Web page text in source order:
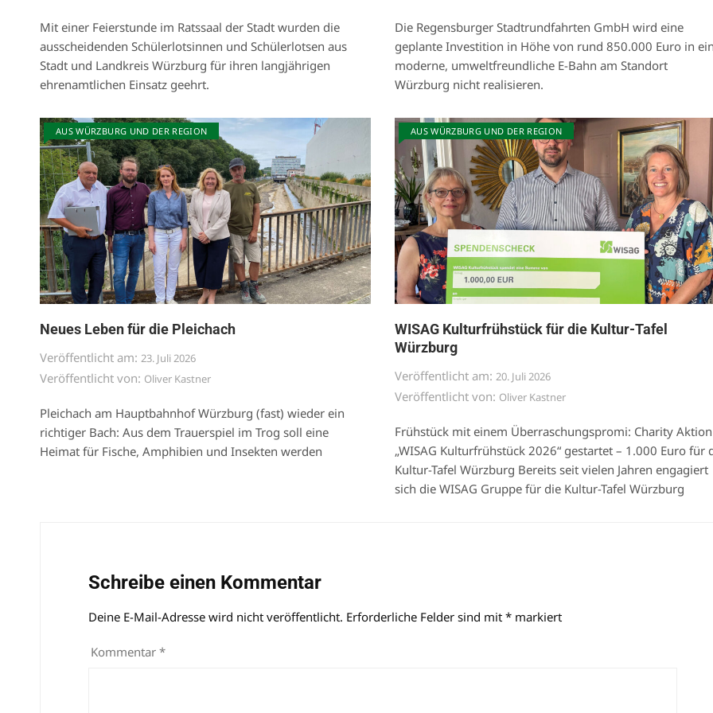
Mit einer Feierstunde im Ratssaal der Stadt wurden die
ausscheidenden Schülerlotsinnen und Schülerlotsen aus
Stadt und Landkreis Würzburg für ihren langjährigen
ehrenamtlichen Einsatz geehrt.
Die Regensburger Stadtrundfahrten GmbH wird eine
geplante Investition in Höhe von rund 850.000 Euro in
moderne, umweltfreundliche E-Bahn am Standort
Würzburg nicht realisieren.
AUS WÜRZBURG UND DER REGION
Neues Leben für die Pleichach
Veröffentlicht am: 23. Juli 2026
Veröffentlicht von: Oliver Kastner
Pleichach am Hauptbahnhof Würzburg (fast) wieder ein
richtiger Bach: Aus dem Trauerspiel im Trog soll eine
Heimat für Fische, Amphibien und Insekten werden
AUS WÜRZBURG UND DER REGION
WISAG Kulturfrühstück für die Kultur-Tafel
Würzburg
Veröffentlicht am: 20. Juli 2026
Veröffentlicht von: Oliver Kastner
Frühstück mit einem Überraschungspromi: Charity Aktion
„WISAG Kulturfrühstück 2026“ gestartet – 1.000 Euro für
Kultur-Tafel Würzburg Bereits seit vielen Jahren engagiert
sich die WISAG Gruppe für die Kultur-Tafel Würzburg
Schreibe einen Kommentar
Deine E-Mail-Adresse wird nicht veröffentlicht. Erforderliche Felder sind mit * markiert
Kommentar *
Alternative: